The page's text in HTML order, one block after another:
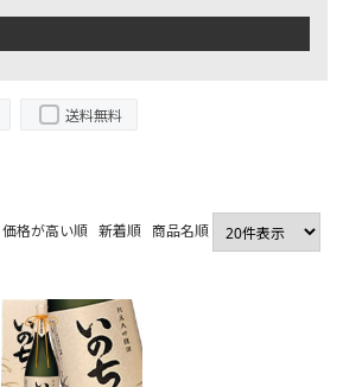
送料無料
価格が高い順 新着順 商品名順